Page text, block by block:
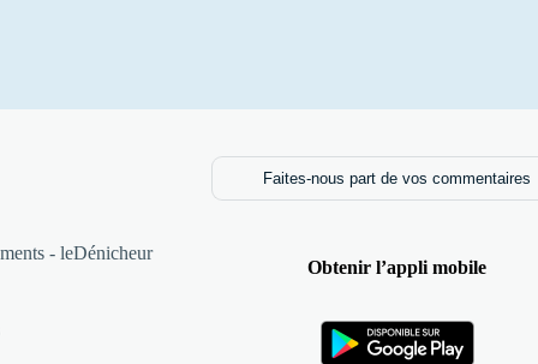
- leDénicheur
Faites-nous part de vos commentaires
Obtenir l’appli mobile